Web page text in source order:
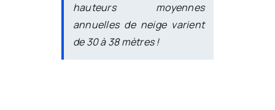
hauteurs moyennes
annuelles de neige varient
de 30 à 38 mètres !